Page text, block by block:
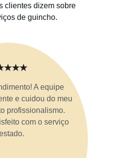
clientes dizem sobre
de guincho.
A equipe
e cuidou do meu
profissionalismo.
com o serviço